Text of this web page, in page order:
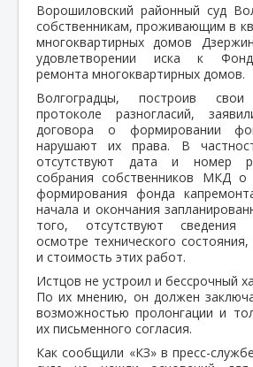
Ворошиловский районный суд
собственникам, проживающим в
многоквартирных домов
удовлетворении иска к
ремонта многоквартирных домов.
Волгоградцы, построив
протоколе разногласий,
договора о формировании
нарушают их права. В
отсутствуют дата и номер
собрания собственников МКД о
формирования фонда
начала и окончания
того, отсутствуют сведения
осмотре технического
и стоимость этих работ.
Истцов не устроил и бессрочный
По их мнению, он должен
возможностью пролонгации и
их письменного согласия.
Как сообщили «КЗ» в пресс-